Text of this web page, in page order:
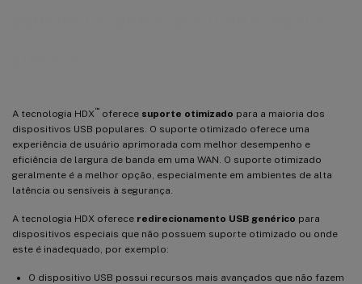
A tecnologia HDX ™ oferece suporte otimizado para a maioria dos
dispositivos USB populares. O suporte otimizado oferece uma
experiência de usuário aprimorada com melhor desempenho e
eficiência de largura de banda em uma WAN. O suporte otimizado
geralmente é a melhor opção, especialmente em ambientes de alta
latência ou sensíveis à segurança.
A tecnologia HDX oferece redirecionamento USB genérico para
dispositivos especiais que não possuem suporte otimizado ou onde
este é inadequado, por exemplo:
O dispositivo USB possui recursos mais avançados que não fazem